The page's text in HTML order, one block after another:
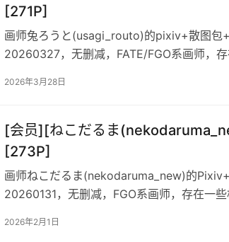
[271P]
画师兔ろうと(usagi_routo)的pixiv+散图包
20260327，无删减，FATE/FGO系画师，
2026年3月28日
[会员][ねこだるま
[273P]
画师ねこだるま(nekodaruma_new)的
20260131，无删减，FGO系画师，存在一
2026年2月1日